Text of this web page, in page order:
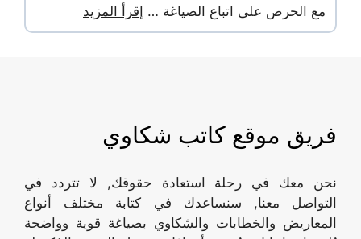
مع الحرص على اتباع الصياغة … إقرأ المزيد
فريق موقع كاتب شكاوي
نحن معك في رحلة استعادة حقوقك, لا تتردد في
التواصل معنا, سنساعدك في كتابة مختلف أنواع
المعاريض والخطابات والشكاوي بصياغة قوية وواضحة